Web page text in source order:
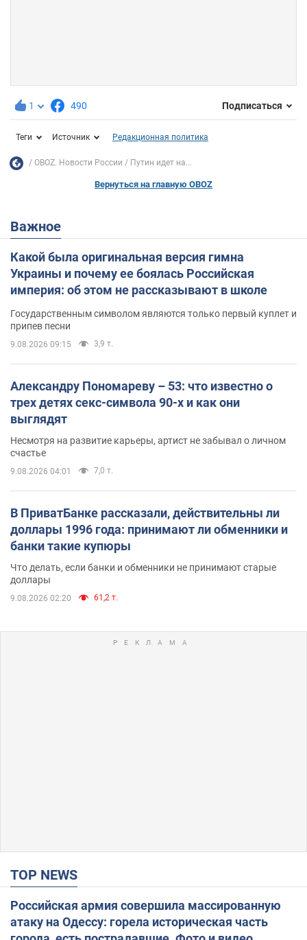
1 490 Подписаться
Теги Источник Редакционная политика
OBOZ. Новости России Путин идет на...
Вернуться на главную OBOZ
Важное
Какой была оригинальная версия гимна
Украины и почему ее боялась Российская
империя: об этом не рассказывают в школе
Государственным символом являются только первый куплет и
припев песни
9.08.2026 09:15 3,9 т.
Александру Пономареву – 53: что известно о
трех детях секс-символа 90-х и как они
выглядят
Несмотря на развитие карьеры, артист не забывал о личном
счастье
9.08.2026 04:01 7,0 т.
В ПриватБанке рассказали, действительны ли
доллары 1996 года: принимают ли обменники и
банки такие купюры
Что делать, если банки и обменники не принимают старые
доллары
9.08.2026 02:20 61,2 т.
TOP NEWS
Российская армия совершила массированную
атаку на Одессу: горела историческая часть